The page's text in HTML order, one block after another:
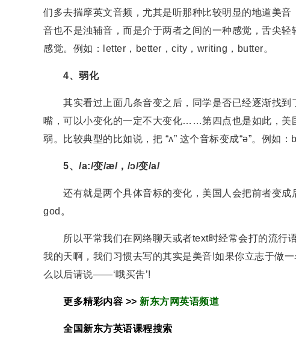
们多去揣摩英文音频，尤其是听那种比较明显的地道美
音也不是浊辅音，而是介于两者之间的一种感觉，舌尖
感觉。例如：letter，better，city，writing，butter。
4、弱化
其实看过上面几条音变之后，同学是否已经逐渐找到
嘴，可以小变化的一定不大变化……第四点也是如此，美
弱。比较典型的比如说，把 “ʌ” 这个音标变成“ə”。例如
5、/a:/变/æ/，/ɔ/变/a/
还有就是两个具体音标的变化，美国人会把前者变成
god。
所以平常我们在网络聊天或者text时经常会打的流行
我的天啊，我们习惯去写的其实是美音!如果你立志于做
么以后请说——‘哦买吿’!
更多精彩内容 >> 新东方网英语频道
全国新东方英语课程搜索